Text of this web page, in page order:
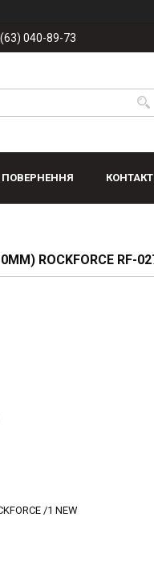
040-89-73
ROCKFORCE RF-
/1 NEW